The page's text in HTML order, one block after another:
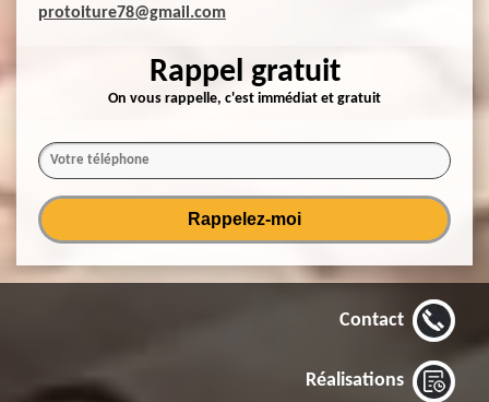
protoiture78@gmail.com
Rappel gratuit
On vous rappelle, c'est immédiat et gratuit
Contact
Réalisations